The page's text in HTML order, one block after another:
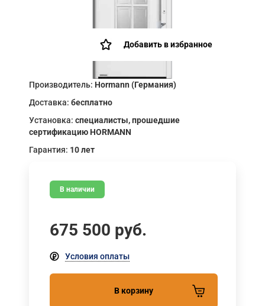
Добавить в избранное
Производитель: Hormann (Германия)
Доставка: бесплатно
Установка: специалисты, прошедшие
сертификацию HORMANN
Гарантия: 10 лет
В наличии
675 500 руб.
Условия оплаты
В корзину